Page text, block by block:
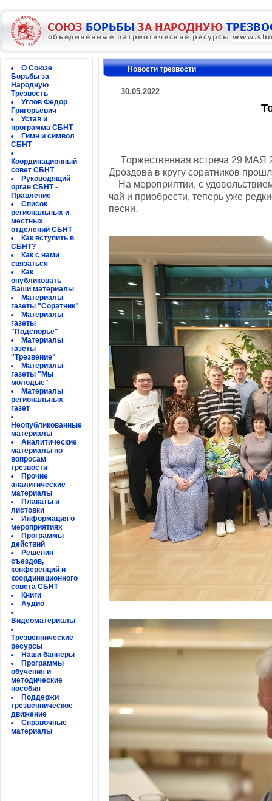
О Союзе
Борьбы за
Народную
Трезвость
Углов Федор
Григорьевич
Устав и
программа СБНТ
Гимн и символ
СБНТ
Координационный
совет СБНТ
Руководящий
орган СБНТ -
Правление
Список
региональных и
местных
отделений СБНТ
Как вступить в
СБНТ?
Как с нами
связаться
Как
опубликовать
Ваши материалы
Материалы
газеты "Соратник"
Материалы
газеты
"Подспорье"
Материалы
газеты
"Трезвение"
Материалы
газеты "Мы
молодые"
Материалы
региональных
газет
Неопубликованные
материалы
Аналитические
материалы по
вопросам
трезвости
Прочие
аналитические
материалы
Плакаты и
листовки
Информация о
мероприятиях
Программы
действий
Решения
съездов,
конференций и
координационного
совета СБНТ
Книги
Аудио
Видеоматериалы
Трезвеннические
ресурсы
Наши баннеры
Программы
обучения и
методические
пособия
Поддержи
трезвенническое
движение
Справочные
материалы
Новости трезвости
30.05.2022
Торжественная встреча 29 МАЯ
Дроздова в кругу соратников
На мероприятии, с
чай и приобрести, теперь уже
песни.